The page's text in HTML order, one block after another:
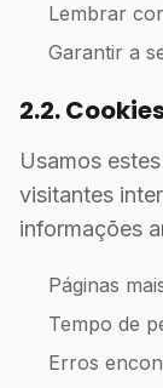
Lembrar
Garantir a
2.2.
Usamos
visitantes
informações
Páginas
Tempo de
Erros